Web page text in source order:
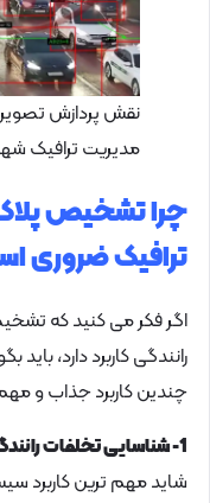
نقش پردازش
مدیریت ترافیک
چرا تشخیص
ترافیک ضروری
اگر فکر می کنید که
رانندگی کاربرد دارد،
چندین کاربرد جذاب و مهم
1- شناسایی تخلفات رانندگی
شاید مهم ترین کاربرد